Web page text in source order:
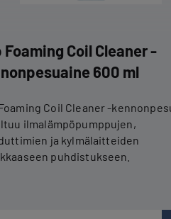
Foaming Coil Cleaner -
600 ml
Coil Cleaner -
ilmalämpöpumppujen,
ja kylmälaitteiden
puhdistukseen.